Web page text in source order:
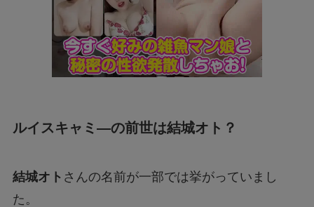
ルイスキャミ―の前世は結城オト？
結城オト さんの名前が一部では挙がっていまし
た。